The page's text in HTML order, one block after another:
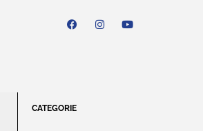
CATEGORIE